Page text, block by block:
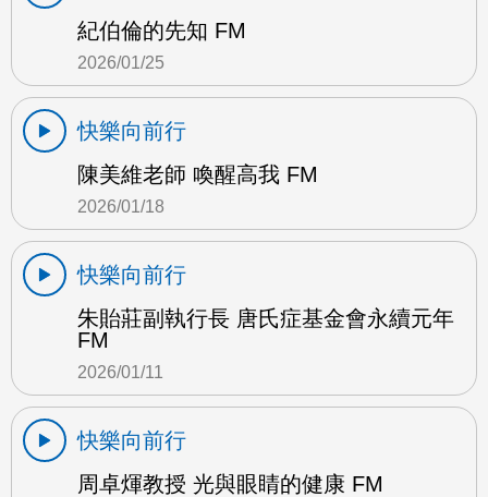
紀伯倫的先知 FM
2026/01/25
快樂向前行
陳美維老師 喚醒高我 FM
2026/01/18
快樂向前行
朱貽莊副執行長 唐氏症基金會永續元年
FM
2026/01/11
快樂向前行
周卓煇教授 光與眼睛的健康 FM